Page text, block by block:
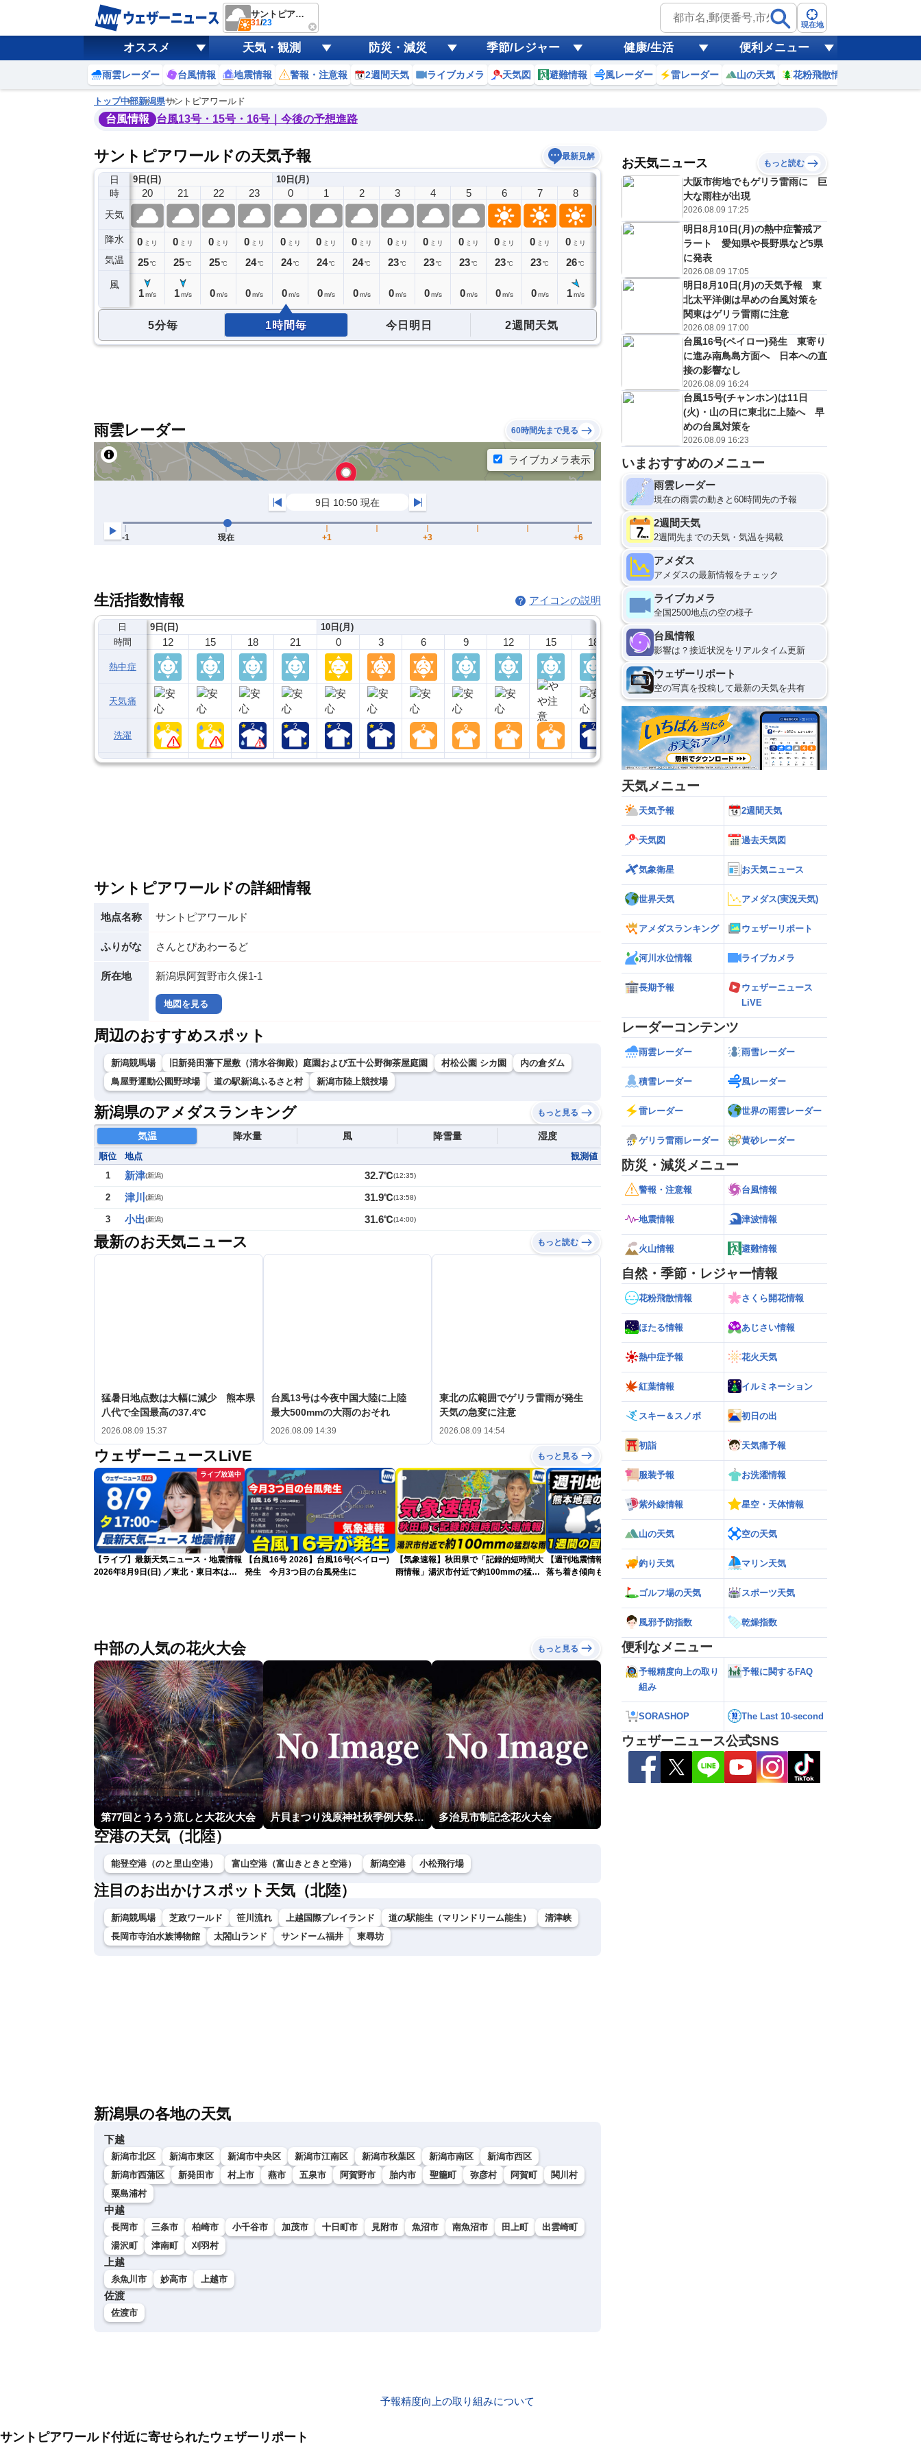
サントピアワールド
31/23 現在地
オススメ 天気・観測 防災・減災 季節/レジャー 健康/生活 便利メニュー
雨雲レーダー 台風情報 地震情報 警報・注意報 2週間天気 ライブカメラ 天気図 避難情報 風レーダー 雷レーダー 山の天気 花粉飛散情報
トップ中部新潟県サントピアワールド
台風情報 台風13号・15号・16号｜今後の予想進路
サントピアワールドの天気予報 最新見解
日
時
天気
降水
気温
風
9日(日)
19
0ミリ
25℃
20
0 ミリ
25℃
1 m/s
21
0 ミリ
25℃
1 m/s
22
0 ミリ
25℃
0 m/s
23
0 ミリ
24 ℃
0m/s
10日(月)
0
0 ミリ
24℃
0 m/s
1
0 ミリ
24℃
0 m/s
2
0 ミリ
24℃
0 m/s
3
0 ミリ
23℃
0 m/s
4
0 ミリ
23℃
0 m/s
5
0 ミリ
23℃
0 m/s
6
0 ミリ
23℃
0 m/s
7
0 ミリ
23℃
0 m/s
8
0 ミリ
26℃
1 m/s
11
ミリ
℃
m/s
12
0 ミリ
30
2 m/s
13
0ミリ
2 m/s
0ミリ
3m/s
0ミリ
3
5分毎 1時間毎 今日明日 2週間天気
雨雲レーダー 60時間先まで見る
生活指数情報 アイコンの説明
日
時間
熱中症
天気痛
洗濯
9日(日)
12 15 18 21
10日(月)
0 3 6 9 12 15 18 21 0
サントピアワールドの詳細情報
地点名称 サントピアワールド
ふりがな さんとぴあわーるど
所在地 新潟県阿賀野市久保1-1
地図を見る
周辺のおすすめスポット
新潟競馬場 旧新発田藩下屋敷（清水谷御殿）庭園および五十公野御茶屋庭園 村松公園 シカ園
内の倉ダム
鳥屋野運動公園野球場
道の駅新潟ふるさと村 新潟市陸上競技場
新潟県のアメダスランキング もっと見る
気温 降水量 風 降雪量 湿度
順位 地点
観測値
1
新津(新潟) 32.7℃(12:35)
2 津川 (新潟) 31.9℃(13:58)
3 小出(新潟) 31.6℃(14:00)
最新のお天気ニュース もっと読む
猛暑日地点数は大幅に減少 熊本県
八代で全国最高の37.4℃
2026.08.09 15:37
台風13号は今夜中国大陸に上陸
最大500mmの大雨のおそれ
2026.08.09 14:39
東北の広範囲でゲリラ雷雨が発生
天気の急変に注意
2026.08.09 14:54
ウェザーニュースLiVE もっと見る
ライブ放送中
【ライブ】最新天気ニュース・地震情報
2026年8月9日(日) ／東北・東日本は急
【台風16号 2026】台風16号(ペイロー)
発生 今月3つ目の台風発生に
【気象速報】秋田県で「記録的短時間大
雨情報」湯沢市付近で約100mmの猛烈
【週刊地震情報】熊本地震の余震活動は
落ち着き傾向も…依然として震度5弱警
【熱帯低気圧情報 2026】台風16号発生
か／新たな台風発生予想 今後の進路と日
中部の人気の花火大会 もっと見る
第77回とうろう流しと大花火大会 片貝まつり浅原神社秋季例大祭奉納大煙火 多治見市制記念花火大会
空港の天気（北陸）
能登空港（のと里山空港） 富山空港（富山きときと空港） 新潟空港 小松飛行場
注目のお出かけスポット天気（北陸）
新潟競馬場 芝政ワールド 笹川流れ 上越国際プレイランド 道の駅能生（マリンドリーム能生）
清津峡
長岡市寺泊水族博物館
太閤山ランド サンドーム福井 東尋坊
新潟県の各地の天気
下越
新潟市北区 新潟市東区 新潟市中央区 新潟市江南区 新潟市秋葉区 新潟市南区
新潟市西区
新潟市西蒲区
新発田市 村上市 燕市 五泉市 阿賀野市 胎内市 聖籠町 弥彦村 阿賀町
関川村
粟島浦村
中越
長岡市 三条市 柏崎市 小千谷市 加茂市 十日町市 見附市 魚沼市 南魚沼市 田上町
出雲崎町
湯沢町
津南町 刈羽村
上越
糸魚川市 妙高市 上越市
佐渡
佐渡市
お天気ニュース もっと読む
大阪市街地でもゲリラ雷雨に 巨
大な雨柱が出現
2026.08.09 17:25
明日8月10日(月)の熱中症警戒ア
ラート 愛知県や長野県など5県
に発表
2026.08.09 17:05
明日8月10日(月)の天気予報 東
北太平洋側は早めの台風対策を
関東はゲリラ雷雨に注意
2026.08.09 17:00
台風16号(ペイロー)発生 東寄り
に進み南鳥島方面へ 日本への直
接の影響なし
2026.08.09 16:24
台風15号(チャンホン)は11日
(火)・山の日に東北に上陸へ 早
めの台風対策を
2026.08.09 16:23
いまおすすめのメニュー
雨雲レーダー
現在の雨雲の動きと60時間先の予報
2週間天気
2週間先までの天気・気温を掲載
アメダス
アメダスの最新情報をチェック
ライブカメラ
全国2500地点の空の様子
台風情報
影響は？接近状況をリアルタイム更新
ウェザーリポート
空の写真を投稿して最新の天気を共有
天気メニュー
天気予報 2週間天気
天気図 過去天気図
気象衛星 お天気ニュース
世界天気 アメダス(実況天気)
アメダスランキング ウェザーリポート
河川水位情報 ライブカメラ
長期予報
ウェザーニュース
LiVE
レーダーコンテンツ
雨雲レーダー 雨雪レーダー
積雪レーダー 風レーダー
雷レーダー 世界の雨雲レーダー
ゲリラ雷雨レーダー 黄砂レーダー
防災・減災メニュー
警報・注意報 台風情報
地震情報 津波情報
火山情報 避難情報
自然・季節・レジャー情報
花粉飛散情報 さくら開花情報
ほたる情報 あじさい情報
熱中症予報 花火天気
紅葉情報 イルミネーション
スキー＆スノボ 初日の出
初詣 天気痛予報
服装予報 お洗濯情報
紫外線情報 星空・天体情報
山の天気 空の天気
釣り天気 マリン天気
ゴルフ場の天気 スポーツ天気
風邪予防指数 乾燥指数
便利なメニュー
予報精度向上の取り
組み
予報に関するFAQ
SORASHOP The Last 10-second
ウェザーニュース公式SNS
予報精度向上の取り組みについて
サントピアワールド付近に寄せられたウェザーリポート